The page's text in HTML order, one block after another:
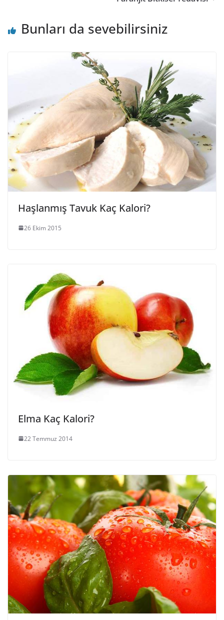
Bunları da sevebilirsiniz
Haşlanmış Tavuk Kaç Kalori?
26 Ekim 2015
Elma Kaç Kalori?
22 Temmuz 2014